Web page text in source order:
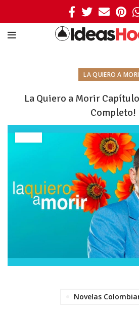
LA QUIERO A
La Quiero a Morir
Completo!
Novelas